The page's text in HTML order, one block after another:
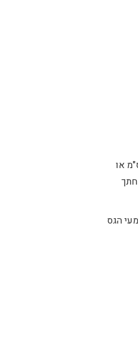
הניתוח לחלל הבטן דרך מספר חתכים קטנים באורך של כ-1ס"מ או
הגס